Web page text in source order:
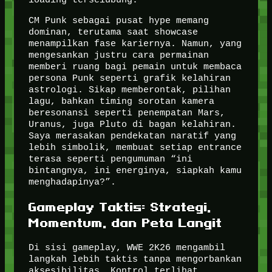
CM Punk sebagai pusat hype memang
dominan, terutama saat showcase
menampilkan fase kariernya. Namun, yang
mengesankan justru cara permainan
memberi ruang bagi pemain untuk membaca
persona Punk seperti grafik kelahiran
astrologi. Sikap memberontak, pilihan
lagu, bahkan timing sorotan kamera
beresonansi seperti penempatan Mars,
Uranus, juga Pluto di bagan kelahiran.
Saya merasakan pendekatan naratif yang
lebih simbolik, membuat setiap entrance
terasa seperti pengumuman “ini
bintangnya, ini energinya, siapkah kamu
menghadapinya?”.
Gameplay Taktis: Strategi,
Momentum, dan Peta Langit
Di sisi gameplay, WWE 2K26 mengambil
langkah lebih taktis tanpa mengorbankan